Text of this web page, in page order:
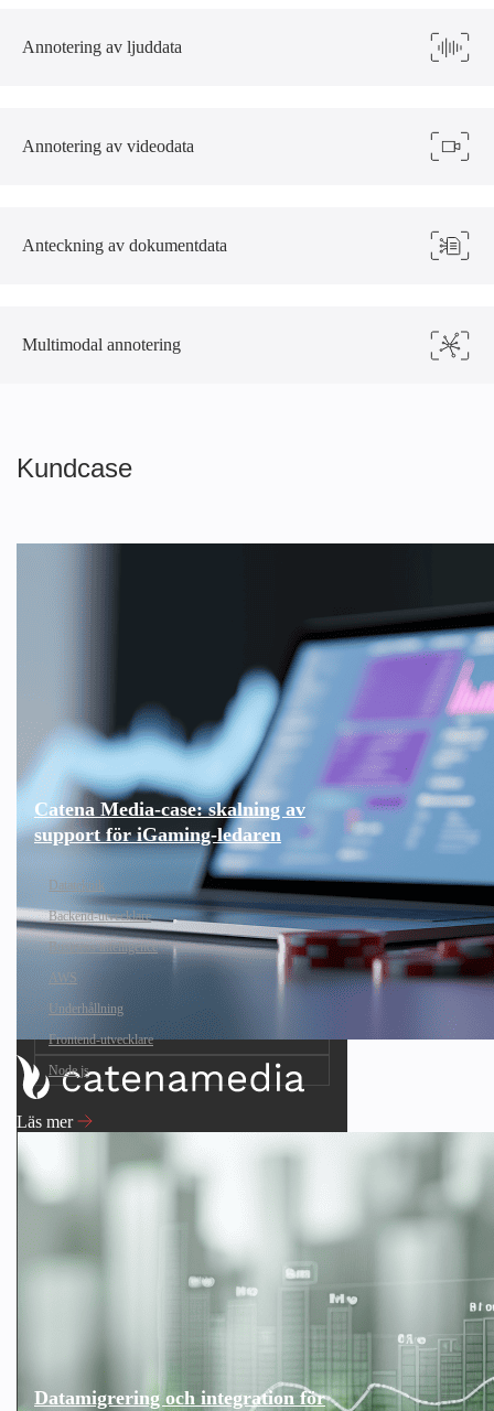
Annotering av ljuddata
Annotering av videodata
Anteckning av dokumentdata
Multimodal annotering
Kundcase
Catena Media-case: skalning av
support för iGaming-ledaren
Datateknik
Backend-utvecklare
Business intelligence
AWS
Underhållning
Frontend-utvecklare
Node.js
Läs mer
Datamigrering och integration för